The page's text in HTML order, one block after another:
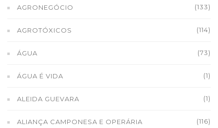
AGRONEGÓCIO (133)
AGROTÓXICOS (114)
ÁGUA (73)
ÁGUA É VIDA (1)
ALEIDA GUEVARA (1)
ALIANÇA CAMPONESA E OPERÁRIA (116)